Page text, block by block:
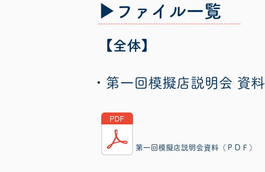
▶ファイル一覧
【全体】
​・第一回模擬店説明会 資料
​第一回模擬店説明会資料（ＰＤＦ）